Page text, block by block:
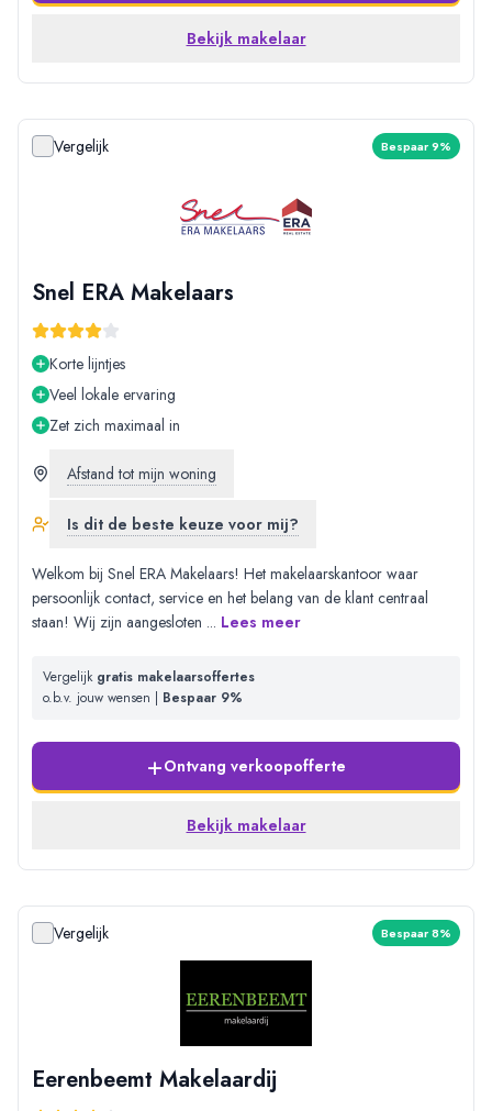
Bekijk makelaar
Vergelijk Bespaar 9%
Snel ERA Makelaars
Korte lijntjes
Veel lokale ervaring
Zet zich maximaal in
Afstand tot mijn woning
Is dit de beste keuze voor mij?
Welkom bij Snel ERA Makelaars! Het makelaarskantoor waar
persoonlijk contact, service en het belang van de klant centraal
staan! Wij zijn aangesloten ... Lees meer
Vergelijk gratis makelaarsoffertes
o.b.v. jouw wensen | Bespaar 9%
+Ontvang verkoopofferte
Bekijk makelaar
Vergelijk Bespaar 8%
Eerenbeemt Makelaardij